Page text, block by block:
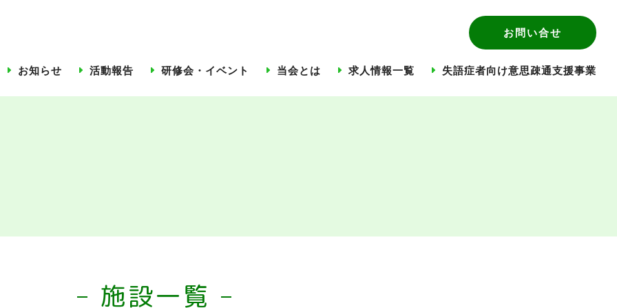
お問い合せ
お知らせ 活動報告 研修会・イベント 当会とは 求人情報一覧 失語症者向け意思疎通支援事業
施設一覧